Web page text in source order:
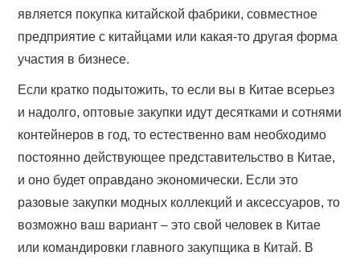
является покупка китайской фабрики, совместное
предприятие с китайцами или какая-то другая форма
участия в бизнесе.
Если кратко подытожить, то если вы в Китае всерьез
и надолго, оптовые закупки идут десятками и сотнями
контейнеров в год, то естественно вам необходимо
постоянно действующее представительство в Китае,
и оно будет оправдано экономически. Если это
разовые закупки модных коллекций и аксессуаров, то
возможно ваш вариант – это свой человек в Китае
или командировки главного закупщика в Китай. В